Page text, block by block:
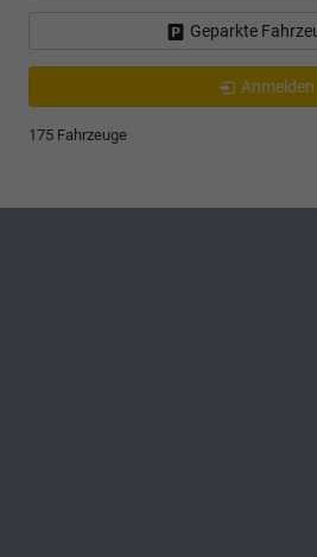
Geparkte
Anmelden
175 Fahrzeuge